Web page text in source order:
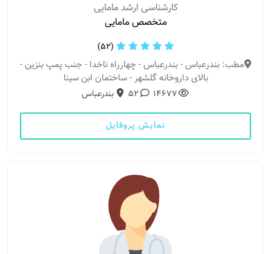
کارشناسی ارشد مامایی
متخصص مامایی
(52)
مطب: بندرعباس - بندرعباس - چهارراه ناخدا - جنب پمپ بنزین -
بالای داروخانه گلشهر - ساختمان ابن سینا
14677
52 بندرعباس
نمایش پروفایل